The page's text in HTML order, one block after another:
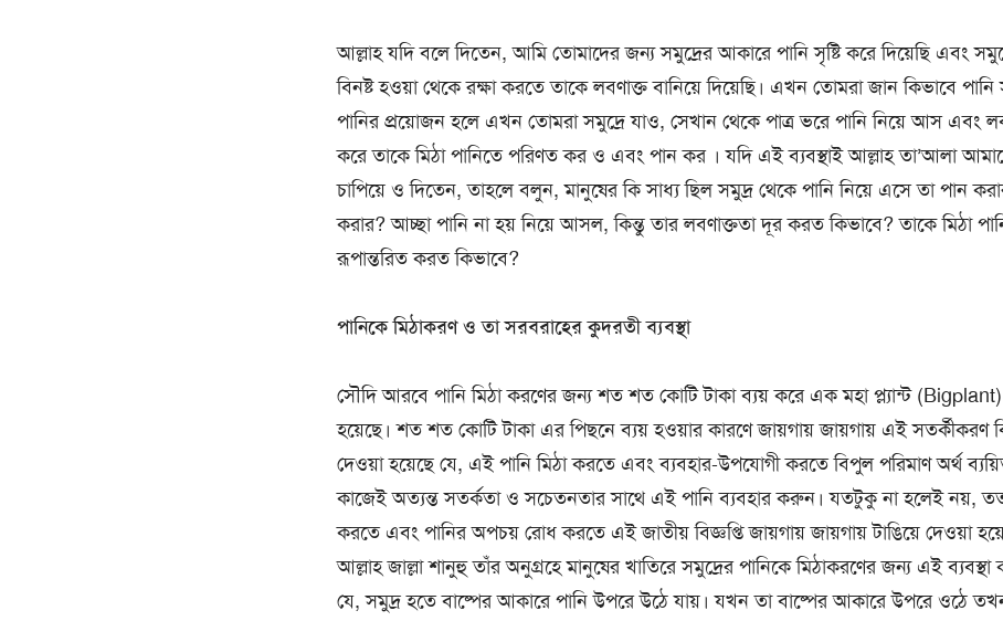
আল্লাহ যদি বলে দিতেন, আমি তোমাদের জন্য সমুদ্রের আকারে পানি সৃষ্টি করে দিয়েছি এবং
বিনষ্ট হওয়া থেকে রক্ষা করতে তাকে লবণাক্ত বানিয়ে দিয়েছি। এখন তোমরা জান কিভাবে পানি
পানির প্রয়োজন হলে এখন তোমরা সমুদ্রে যাও, সেখান থেকে পাত্র ভরে পানি নিয়ে আস এবং
করে তাকে মিঠা পানিতে পরিণত কর ও এবং পান কর । যদি এই ব্যবস্থাই আল্লাহ তা’আলা
চাপিয়ে ও দিতেন, তাহলে বলুন, মানুষের কি সাধ্য ছিল সমুদ্র থেকে পানি নিয়ে এসে তা পান
করার? আচ্ছা পানি না হয় নিয়ে আসল, কিন্তু তার লবণাক্ততা দূর করত কিভাবে? তাকে মিঠা
রূপান্তরিত করত কিভাবে?
পানিকে মিঠাকরণ ও তা সরবরাহের কুদরতী ব্যবস্থা
সৌদি আরবে পানি মিঠা করণের জন্য শত শত কোটি টাকা ব্যয় করে এক মহা প্ল্যান্ট (Bigplant)
হয়েছে। শত শত কোটি টাকা এর পিছনে ব্যয় হওয়ার কারণে জায়গায় জায়গায় এই সতর্কীকরণ
দেওয়া হয়েছে যে, এই পানি মিঠা করতে এবং ব্যবহার-উপযোগী করতে বিপুল পরিমাণ অর্থ
কাজেই অত্যন্ত সতর্কতা ও সচেতনতার সাথে এই পানি ব্যবহার করুন। যতটুকু না হলেই নয়,
করতে এবং পানির অপচয় রোধ করতে এই জাতীয় বিজ্ঞপ্তি জায়গায় জায়গায় টাঙিয়ে দেওয়া
আল্লাহ জাল্লা শানুহু তাঁর অনুগ্রহে মানুষের খাতিরে সমুদ্রের পানিকে মিঠাকরণের জন্য এই ব্যবস্থা
যে, সমুদ্র হতে বাষ্পের আকারে পানি উপরে উঠে যায়। যখন তা বাষ্পের আকারে উপরে ওঠে